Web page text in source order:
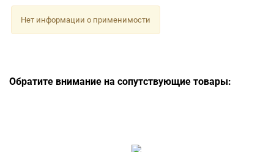
Нет информации о применимости
Обратите внимание на сопутствующие товары: